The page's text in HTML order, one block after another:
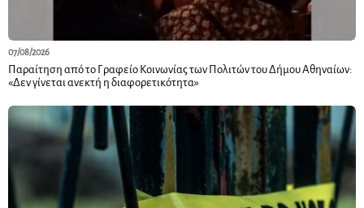
07/08/2026
Παραίτηση από το Γραφείο Κοινωνίας των Πολιτών του Δήμου Αθηναίων:
«Δεν γίνεται ανεκτή η διαφορετικότητα»